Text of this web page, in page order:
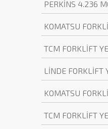
PERKİNS 4.236
KOMATSU
TCM FORKLİFT
LİNDE FORKLİFT
KOMATSU
TCM FORKLİFT